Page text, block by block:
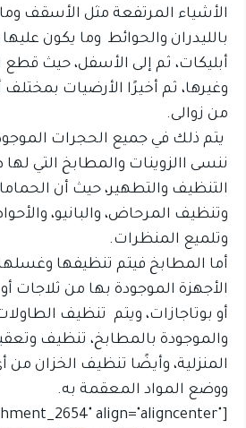
الأشياء المرتفعة مثل الأسقف
بالليدران والحوائط وما يكون
أبليكات، ثم إلى الأسفل، حيث قطع
وغيرها، ثم أخيرًا الأرضيات بمختلف
من زوالى.
يتم ذلك في جميع الحجرات
ننسى االزوينات والمطابخ التي
التنظيف والتطهير، حيث أن
وتنظيف المرحاض، والبانيو،
وتلميع المنظرات.
أما المطابخ فيتم تنظيفها
الأجهزة الموجودة بها من ثلاجات
أو بوتاجازات، ويتم تنظيف
والموجودة بالمطابخ، تنظيف
المنزلية، وأيضًا تنظيف الخزان من
ووضع المواد المعقمة به.
align="aligncenter"